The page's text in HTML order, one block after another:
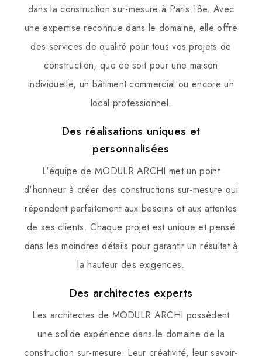
dans la construction sur-mesure à Paris 18e. Avec
une expertise reconnue dans le domaine, elle offre
des services de qualité pour tous vos projets de
construction, que ce soit pour une maison
individuelle, un bâtiment commercial ou encore un
local professionnel.
Des réalisations uniques et
personnalisées
L'équipe de MODULR ARCHI met un point
d'honneur à créer des constructions sur-mesure qui
répondent parfaitement aux besoins et aux attentes
de ses clients. Chaque projet est unique et pensé
dans les moindres détails pour garantir un résultat à
la hauteur des exigences.
Des architectes experts
Les architectes de MODULR ARCHI possèdent
une solide expérience dans le domaine de la
construction sur-mesure. Leur créativité, leur savoir-